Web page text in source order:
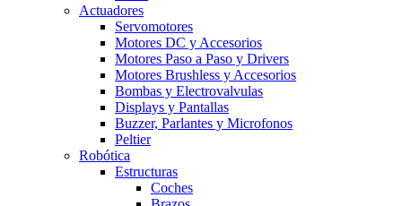
Actuadores
Servomotores
Motores DC y Accesorios
Motores Paso a Paso y Drivers
Motores Brushless y Accesorios
Bombas y Electrovalvulas
Displays y Pantallas
Buzzer, Parlantes y Microfonos
Peltier
Robótica
Estructuras
Coches